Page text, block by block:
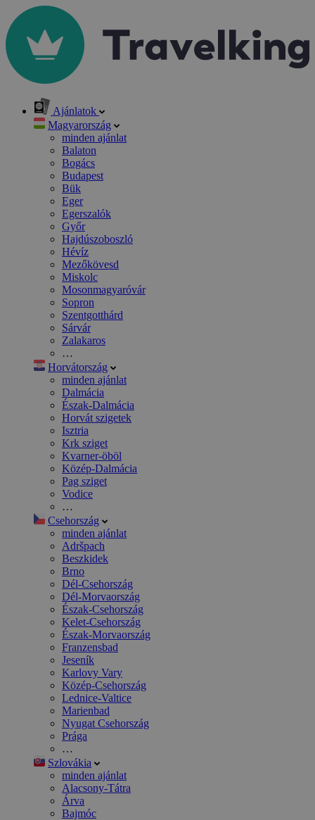
Ajánlatok
Magyarország
minden ajánlat
Balaton
Bogács
Budapest
Bük
Eger
Egerszalók
Győr
Hajdúszoboszló
Hévíz
Mezőkövesd
Miskolc
Mosonmagyaróvár
Sopron
Szentgotthárd
Sárvár
Zalakaros
…
Horvátország
minden ajánlat
Dalmácia
Észak-Dalmácia
Horvát szigetek
Isztria
Krk sziget
Kvarner-öböl
Közép-Dalmácia
Pag sziget
Vodice
…
Csehország
minden ajánlat
Adršpach
Beszkidek
Brno
Dél-Csehország
Dél-Morvaország
Észak-Csehország
Kelet-Csehország
Észak-Morvaország
Franzensbad
Jeseník
Karlovy Vary
Közép-Csehország
Lednice-Valtice
Marienbad
Nyugat Csehország
Prága
…
Szlovákia
minden ajánlat
Alacsony-Tátra
Árva
Bajmóc